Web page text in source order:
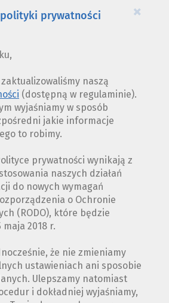
×
prywatności
naszą
(dostępną w regulaminie).
wyjaśniamy w sposób
jakie informacje
to robimy.
prywatności wynikają z
naszych działań
do nowych wymagań
o Ochronie
(RODO), które będzie
2018 r.
że nie zmieniamy
ustawieniach ani sposobie
Ulepszamy natomiast
i dokładniej wyjaśniamy,